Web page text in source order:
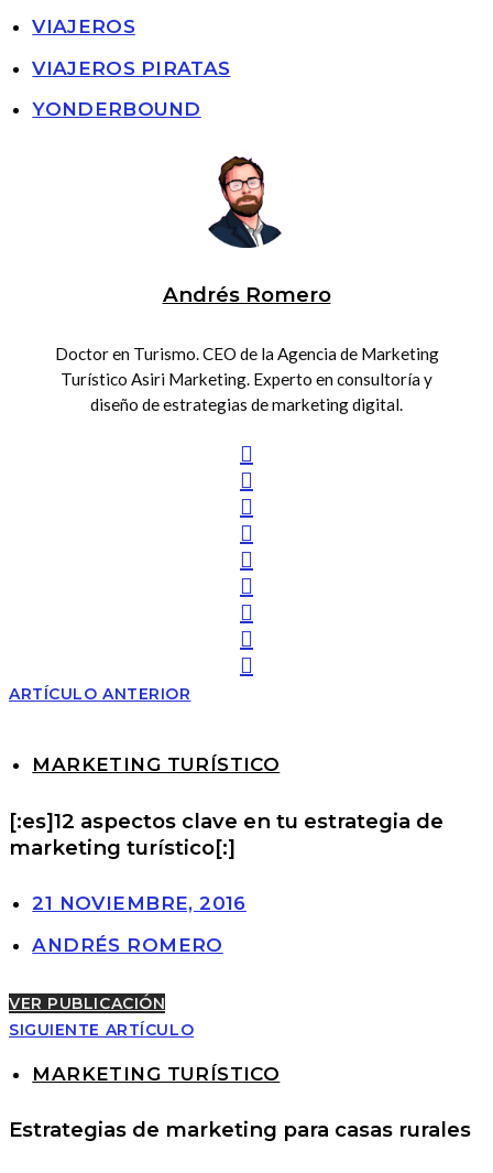
VIAJEROS
VIAJEROS PIRATAS
YONDERBOUND
Andrés Romero
Doctor en Turismo. CEO de la Agencia de Marketing
Turístico Asiri Marketing. Experto en consultoría y
diseño de estrategias de marketing digital.
ARTÍCULO ANTERIOR
MARKETING TURÍSTICO
[:es]12 aspectos clave en tu estrategia de
marketing turístico[:]
21 NOVIEMBRE, 2016
ANDRÉS ROMERO
VER PUBLICACIÓN
SIGUIENTE ARTÍCULO
MARKETING TURÍSTICO
Estrategias de marketing para casas rurales